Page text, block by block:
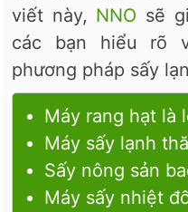
viết này, NNO sẽ
các bạn hiểu rõ
phương pháp sấy
Máy rang hạt là
Máy sấy lạnh
Sấy nông sản
Máy sấy nhiệt